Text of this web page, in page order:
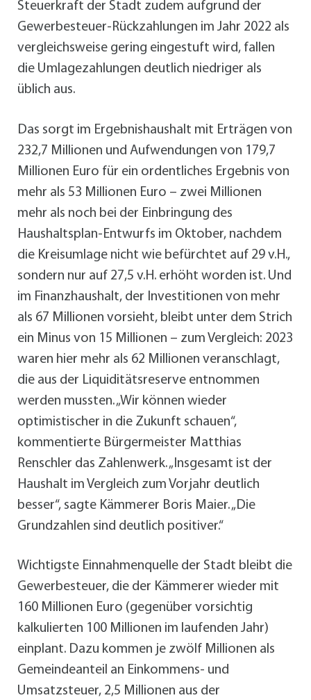
Steuerkraft der Stadt zudem aufgrund der
Gewerbesteuer-Rückzahlungen im Jahr 2022 als
vergleichsweise gering eingestuft wird, fallen
die Umlagezahlungen deutlich niedriger als
üblich aus.
Das sorgt im Ergebnishaushalt mit Erträgen von
232,7 Millionen und Aufwendungen von 179,7
Millionen Euro für ein ordentliches Ergebnis von
mehr als 53 Millionen Euro – zwei Millionen
mehr als noch bei der Einbringung des
Haushaltsplan-Entwurfs im Oktober, nachdem
die Kreisumlage nicht wie befürchtet auf 29 v.H.,
sondern nur auf 27,5 v.H. erhöht worden ist. Und
im Finanzhaushalt, der Investitionen von mehr
als 67 Millionen vorsieht, bleibt unter dem Strich
ein Minus von 15 Millionen – zum Vergleich: 2023
waren hier mehr als 62 Millionen veranschlagt,
die aus der Liquiditätsreserve entnommen
werden mussten. „Wir können wieder
optimistischer in die Zukunft schauen“,
kommentierte Bürgermeister Matthias
Renschler das Zahlenwerk. „Insgesamt ist der
Haushalt im Vergleich zum Vorjahr deutlich
besser“, sagte Kämmerer Boris Maier. „Die
Grundzahlen sind deutlich positiver.“
Wichtigste Einnahmenquelle der Stadt bleibt die
Gewerbesteuer, die der Kämmerer wieder mit
160 Millionen Euro (gegenüber vorsichtig
kalkulierten 100 Millionen im laufenden Jahr)
einplant. Dazu kommen je zwölf Millionen als
Gemeindeanteil an Einkommens- und
Umsatzsteuer, 2,5 Millionen aus der